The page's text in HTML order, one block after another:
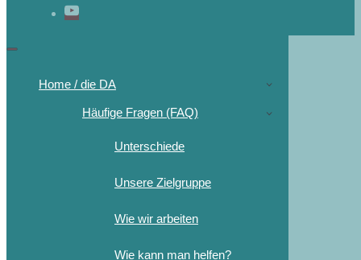
Home / die DA
Häufige Fragen (FAQ)
Unterschiede
Unsere Zielgruppe
Wie wir arbeiten
Wie kann man helfen?